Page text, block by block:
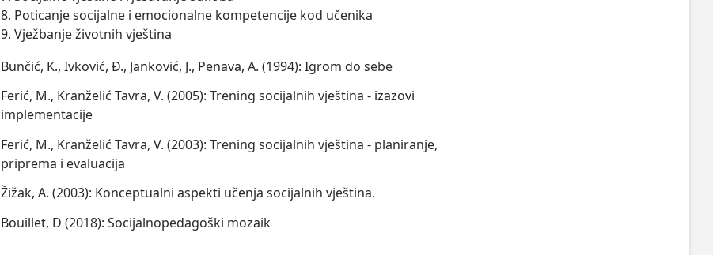
8. Poticanje socijalne i emocionalne kompetencije kod učenika
9. Vježbanje životnih vještina
Bunčić, K., Ivković, Đ., Janković, J., Penava, A. (1994): Igrom do sebe
Ferić, M., Kranželić Tavra, V. (2005): Trening socijalnih vještina - izazovi
implementacije
Ferić, M., Kranželić Tavra, V. (2003): Trening socijalnih vještina - planiranje,
priprema i evaluacija
Žižak, A. (2003): Konceptualni aspekti učenja socijalnih vještina.
Bouillet, D (2018): Socijalnopedagoški mozaik